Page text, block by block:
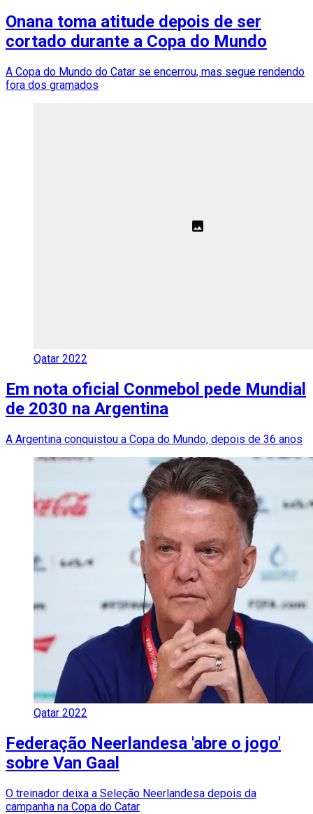
Onana toma atitude depois de ser
cortado durante a Copa do Mundo
A Copa do Mundo do Catar se encerrou, mas segue rendendo
fora dos gramados
Qatar 2022
Em nota oficial Conmebol pede Mundial
de 2030 na Argentina
A Argentina conquistou a Copa do Mundo, depois de 36 anos
Qatar 2022
Federação Neerlandesa 'abre o jogo'
sobre Van Gaal
O treinador deixa a Seleção Neerlandesa depois da
campanha na Copa do Catar